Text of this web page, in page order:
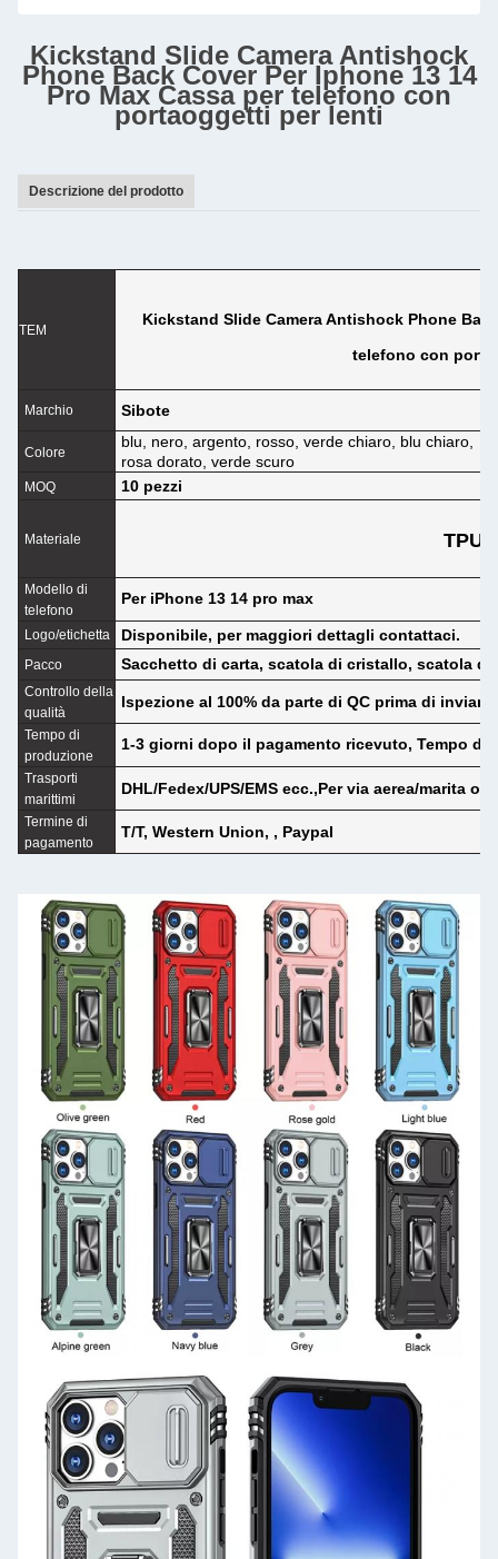
Kickstand Slide Camera Antishock
Phone Back Cover Per Iphone 13 14
Pro Max Cassa per telefono con
portaoggetti per lenti
Descrizione del prodotto
TEM
Kickstand Slide Camera Antishock Phone
telefono con
Marchio Sibote
Colore
blu, nero, argento, rosso, verde chiaro, blu chiaro,
rosa dorato, verde scuro
MOQ 10 pezzi
Materiale
Modello di
telefono
Per iPhone 13 14 pro max
Logo/etichetta Disponibile, per maggiori dettagli contattaci.
Pacco Sacchetto di carta, scatola di cristallo, scatola di
Controllo della
qualità
Ispezione al 100% da parte di QC prima di inviare
Tempo di
produzione
1-3 giorni dopo il pagamento ricevuto, Tempo di
Trasporti
marittimi
DHL/Fedex/UPS/EMS ecc.,Per via aerea/marita o
Termine di
pagamento
T/T, Western Union, , Paypal